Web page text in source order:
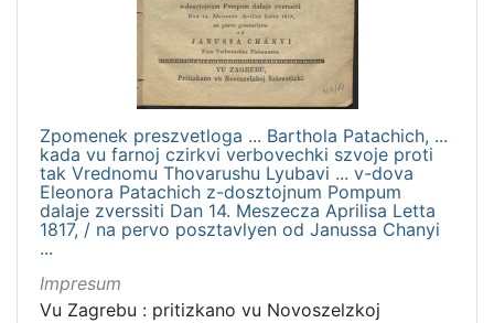
Zpomenek preszvetloga ... Barthola Patachich, ...
kada vu farnoj czirkvi verbovechki szvoje proti
tak Vrednomu Thovarushu Lyubavi ... v-dova
Eleonora Patachich z-dosztojnum Pompum
dalaje zverssiti Dan 14. Meszecza Aprilisa Letta
1817, / na pervo posztavlyen od Janussa Chanyi
...
Impresum
Vu Zagrebu : pritizkano vu Novoszelzkoj